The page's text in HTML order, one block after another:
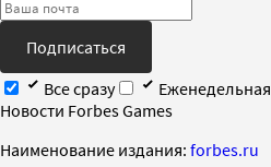
Подписаться
Все сразу
Еженедельная
Новости Forbes Games
Наименование издания: forbes.ru